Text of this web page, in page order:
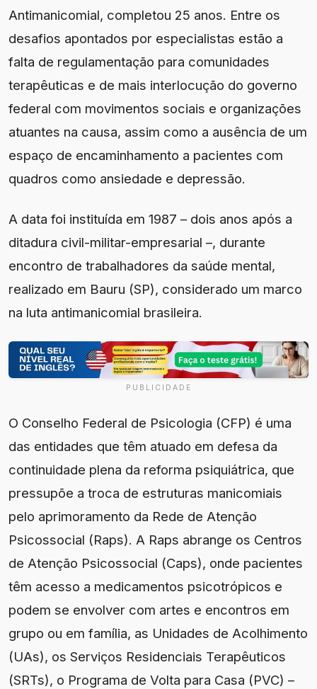
Antimanicomial, completou 25 anos. Entre os
desafios apontados por especialistas estão a
falta de regulamentação para comunidades
terapêuticas e de mais interlocução do governo
federal com movimentos sociais e organizações
atuantes na causa, assim como a ausência de um
espaço de encaminhamento a pacientes com
quadros como ansiedade e depressão.
A data foi instituída em 1987 – dois anos após a
ditadura civil-militar-empresarial –, durante
encontro de trabalhadores da saúde mental,
realizado em Bauru (SP), considerado um marco
na luta antimanicomial brasileira.
PUBLICIDADE
O Conselho Federal de Psicologia (CFP) é uma
das entidades que têm atuado em defesa da
continuidade plena da reforma psiquiátrica, que
pressupõe a troca de estruturas manicomiais
pelo aprimoramento da Rede de Atenção
Psicossocial (Raps). A Raps abrange os Centros
de Atenção Psicossocial (Caps), onde pacientes
têm acesso a medicamentos psicotrópicos e
podem se envolver com artes e encontros em
grupo ou em família, as Unidades de Acolhimento
(UAs), os Serviços Residenciais Terapêuticos
(SRTs), o Programa de Volta para Casa (PVC) –